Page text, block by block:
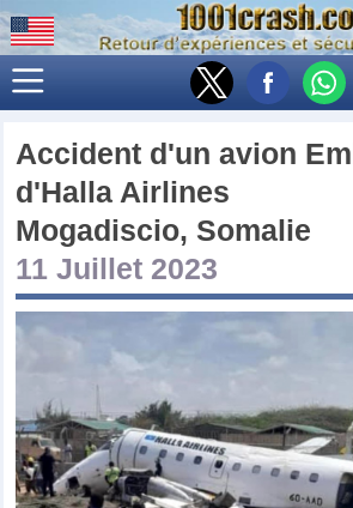
Accident d'un avion
d'Halla Airlines
Mogadiscio, Somalie
11 Juillet 2023